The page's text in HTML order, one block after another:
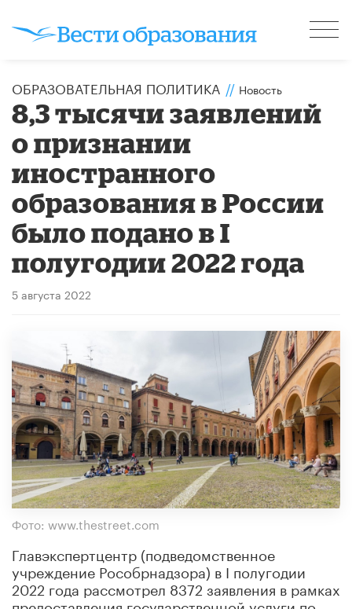
ОБРАЗОВАТЕЛЬНАЯ ПОЛИТИКА // Новость
8,3 тысячи заявлений
о признании
иностранного
образования в России
было подано в I
полугодии 2022 года
5 августа 2022
Фото: www.thestreet.com
Главэкспертцентр (подведомственное
учреждение Рособрнадзора) в I полугодии
2022 года рассмотрел 8372 заявления в рамках